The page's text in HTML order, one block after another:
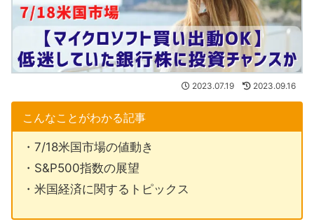
2023.07.19 2023.09.16
こんなことがわかる記事
・7/18米国市場の値動き
・S&P500指数の展望
・米国経済に関するトピックス